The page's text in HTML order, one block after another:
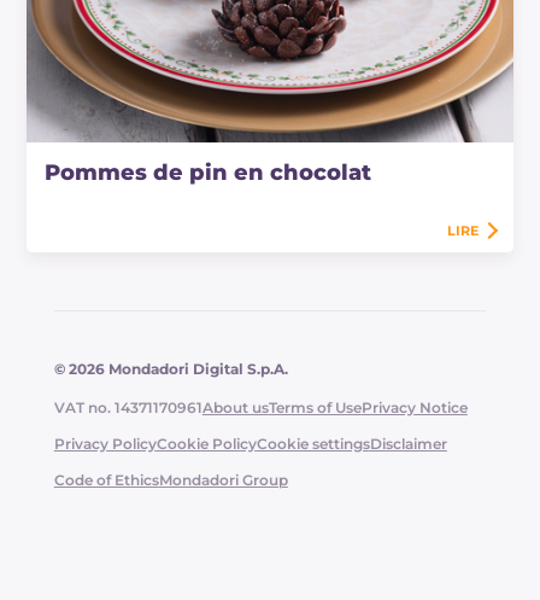
Pommes de pin en chocolat
LIRE
© 2026 Mondadori Digital S.p.A.
VAT no. 14371170961About usTerms of UsePrivacy Notice
Privacy PolicyCookie PolicyCookie settingsDisclaimer
Code of EthicsMondadori Group